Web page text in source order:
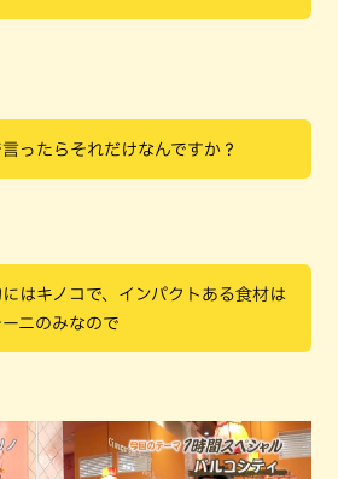
ったらそれだけなんですか？
はキノコで、インパクトある食材は
ニのみなので